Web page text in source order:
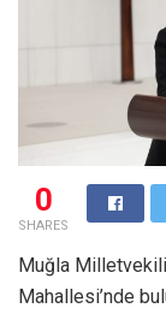
0
SHARES
Muğla Milletvekili
Mahallesi’nde